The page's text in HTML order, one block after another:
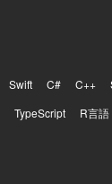
Swift C# C++
TypeScript R言語